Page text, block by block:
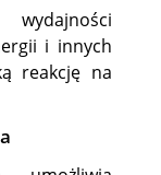
i innych
reakcję na